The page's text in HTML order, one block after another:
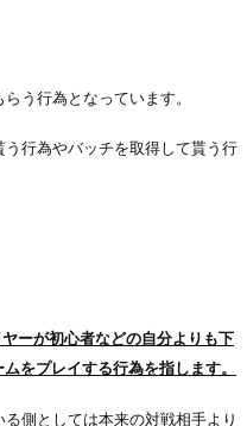
らう行為となっています。
行為やバッチを取得して貰う行
ーが初心者などの自分よりも下
をプレイする行為を指します。
側としては本来の対戦相手より